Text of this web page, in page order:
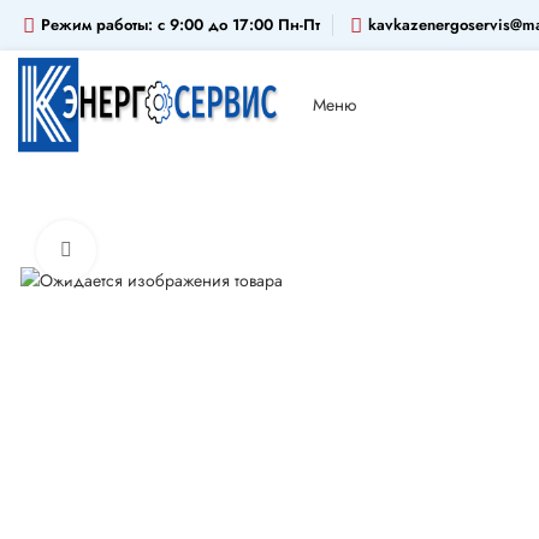
Режим работы: c 9:00 до 17:00 Пн-Пт
Меню